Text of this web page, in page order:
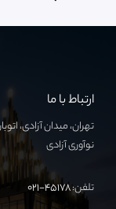
ارتباط با ما
نوآوری آزادی
تلفن:۴۵۱۷۸-۰۲۱